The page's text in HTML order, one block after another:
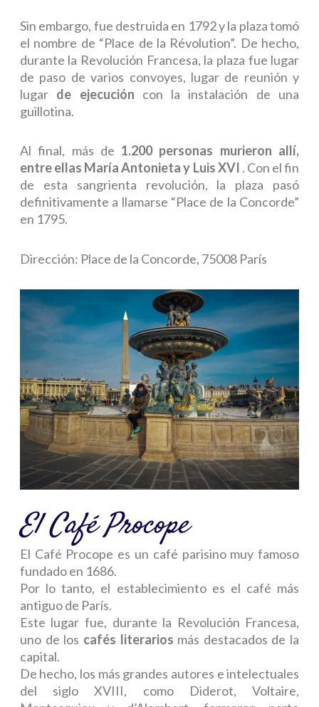
Sin embargo, fue destruida en 1792 y la plaza tomó
el nombre de “Place de la Révolution”. De hecho,
durante la Revolución Francesa, la plaza fue lugar
de paso de varios convoyes, lugar de reunión y
lugar de ejecución con la instalación de una
guillotina.
Al final, más de 1.200 personas murieron allí,
entre ellas María Antonieta y Luis XVI . Con el fin
de esta sangrienta revolución, la plaza pasó
definitivamente a llamarse “Place de la Concorde”
en 1795.
Dirección: Place de la Concorde, 75008 París
El Café Procope
El Café Procope es un café parisino muy famoso
fundado en 1686.
Por lo tanto, el establecimiento es el café más
antiguo de París.
Este lugar fue, durante la Revolución Francesa,
uno de los cafés literarios más destacados de la
capital.
De hecho, los más grandes autores e intelectuales
del siglo XVIII, como Diderot, Voltaire,